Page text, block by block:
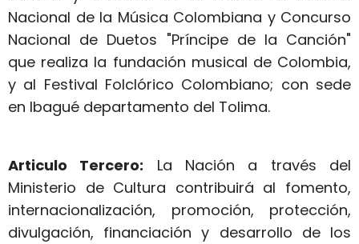
Nacional de la Música Colombiana y Concurso
Nacional de Duetos "Príncipe de la Canción"
que realiza la fundación musical de Colombia,
y al Festival Folclórico Colombiano; con sede
en Ibagué departamento del Tolima.
Articulo Tercero: La Nación a través del
Ministerio de Cultura contribuirá al fomento,
internacionalización, promoción, protección,
divulgación, financiación y desarrollo de los